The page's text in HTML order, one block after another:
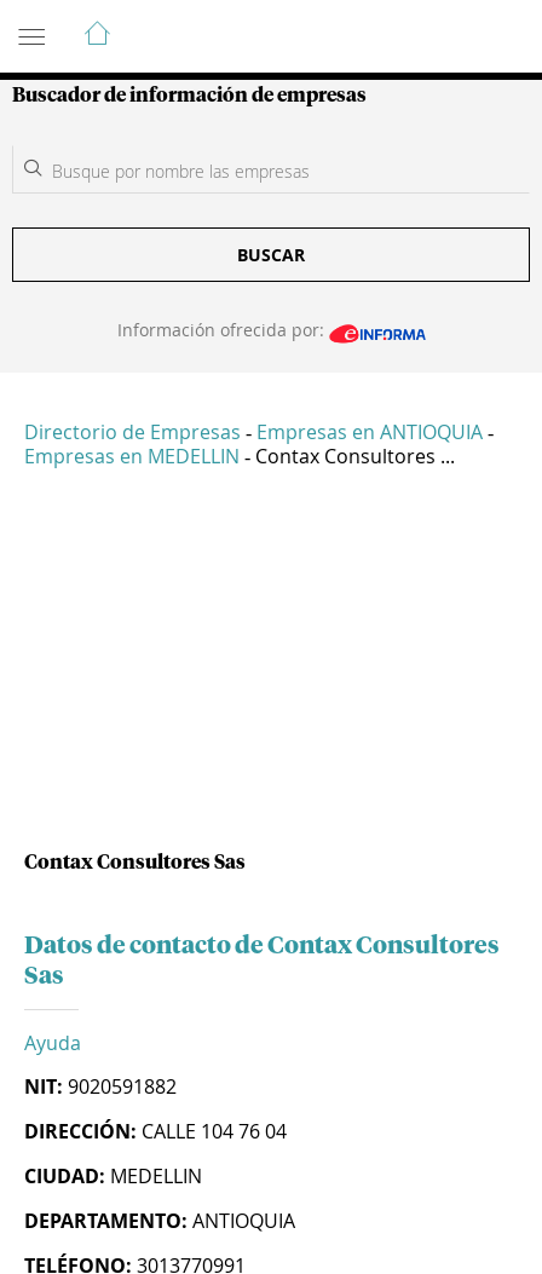
Guía de Empresas Colombianas
Buscador de información de empresas
BUSCAR
Información ofrecida por:
Directorio de Empresas - Empresas en ANTIOQUIA -
Empresas en MEDELLIN - Contax Consultores ...
Contax Consultores Sas
Datos de contacto de Contax Consultores
Sas
Ayuda
NIT: 9020591882
DIRECCIÓN: CALLE 104 76 04
CIUDAD: MEDELLIN
DEPARTAMENTO: ANTIOQUIA
TELÉFONO: 3013770991